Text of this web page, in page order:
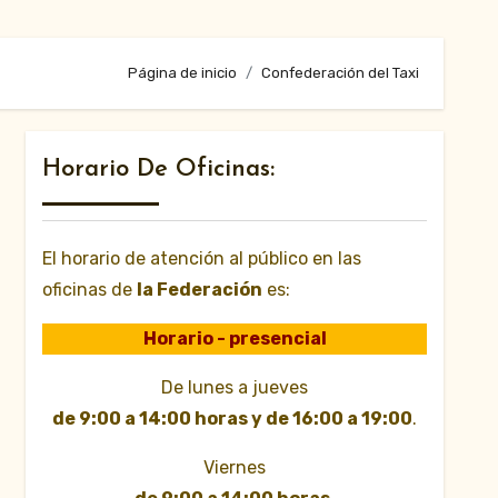
Página de inicio Confederación del Taxi
Horario De Oficinas:
El horario de atención al público en las
oficinas de la Federación es:
Horario - presencial
De lunes a jueves
de 9:00 a 14:00 horas y de 16:00 a 19:00.
Viernes